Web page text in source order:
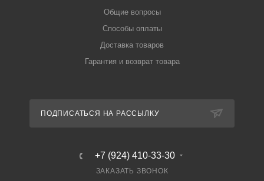
Общие вопросы
Способы оплаты
Доставка товаров
Гарантия и возврат товара
ПОДПИСАТЬСЯ НА РАССЫЛКУ
+7 (924) 410-33-30
ЗАКАЗАТЬ ЗВОНОК